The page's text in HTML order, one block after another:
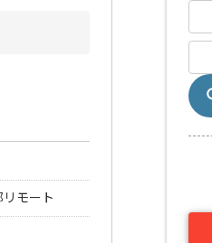
モート